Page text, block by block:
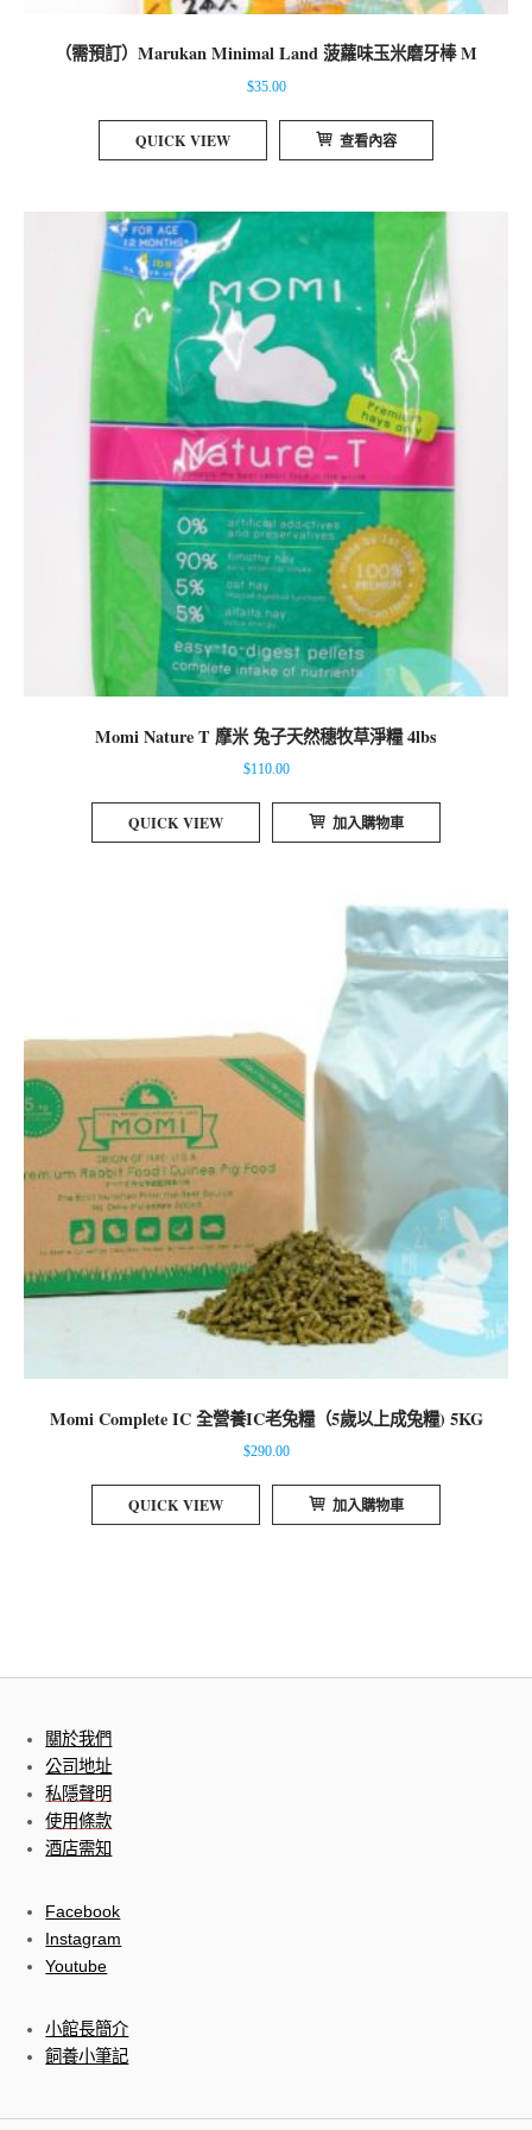
（需預訂）Marukan Minimal Land 菠蘿味玉米磨牙棒 M
$35.00
QUICK VIEW 查看內容
Momi Nature T 摩米 兔子天然穗牧草淨糧 4lbs
$110.00
QUICK VIEW 加入購物車
Momi Complete IC 全營養IC老兔糧（5歲以上成兔糧) 5KG
$290.00
QUICK VIEW 加入購物車
關於我們
公司地址
私隱聲明
使用條款
酒店需知
Facebook
Instagram
Youtube
小館長簡介
飼養小筆記